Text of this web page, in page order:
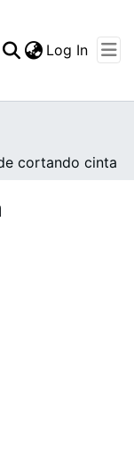
Log In
cortando cinta